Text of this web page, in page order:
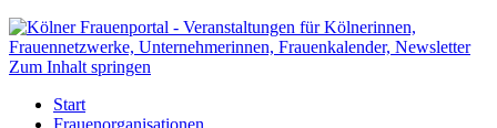
Kölner Frauenportal
Veranstaltungen für Kölnerinnen,
Frauennetzwerke, Unternehmerinnen,
Frauenkalender, Newsletter
Zum Inhalt springen
Start
Frauenorganisationen